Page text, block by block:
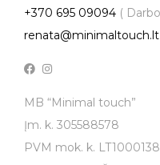
+370 695 09094 (
renata@minimaltouch.lt
MB “Minimal touch”
Įm. k. 305588578
PVM mok. k.